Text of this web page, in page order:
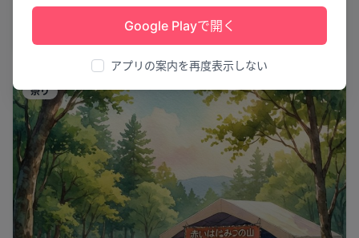
Google Playで開く
アプリの案内を再度表示しない
第70回なかしべつ夏祭り
祭り